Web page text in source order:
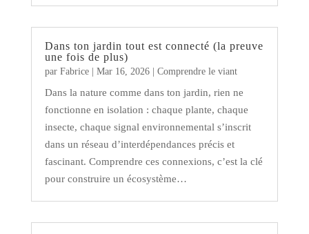
Dans ton jardin tout est connecté (la preuve
une fois de plus)
par Fabrice| Mar 16, 2026| Comprendre le viant
Dans la nature comme dans ton jardin, rien ne
fonctionne en isolation : chaque plante, chaque
insecte, chaque signal environnemental s’inscrit
dans un réseau d’interdépendances précis et
fascinant. Comprendre ces connexions, c’est la clé
pour construire un écosystème…